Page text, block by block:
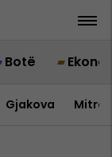
Botë
Gjakova